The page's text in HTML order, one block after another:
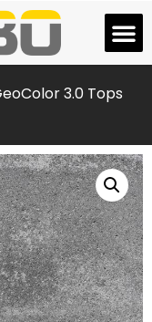
3.0 Tops